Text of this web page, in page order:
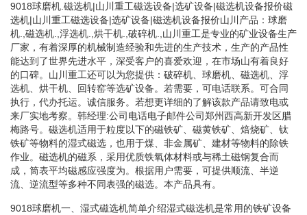
9018球磨机.磁选机|山川重工磁选设备|选矿设备|磁选机设备报价磁
选机|山川重工磁选设备|选矿设备|磁选机设备报价山川产品：球磨
机.,磁选机.,浮选机.,烘干机.,破碎机.,山川重工是专业的矿业设备生产
厂家，有着深厚的机械制造经验和先进的生产技术，生产的产品性
能达到了世界先进水平，深受客户的喜爱欢迎，在市场山有着良好
的口碑。山川重工还可以为您提供：破碎机、球磨机、磁选机、浮
选机、烘干机、回转窑等选矿设备。若需要，可电话联系。可合同
执行，代办托运。诚信服务。若想更详细的了解该款产品请致电或
来厂实地考察。韩经理:公司电话电子邮件公司郑州西高新开发区腊
梅路号。磁选机适用于粒度以下的磁铁矿、磁黄铁矿、焙烧矿、钛
铁矿等物料的湿式磁选，也用于煤、非金属矿、建材等物料的除铁
作业。磁选机的磁系，采用优质铁氧体材料或与稀土磁钢复合而
成，筒表平均磁感应强度为。根据用户需要，可提供顺流、半逆
流、逆流型等多种不同表强的磁选。本产品具有。
9018球磨机一、湿式磁选机简单介绍湿式磁选机是常用的铁矿设备